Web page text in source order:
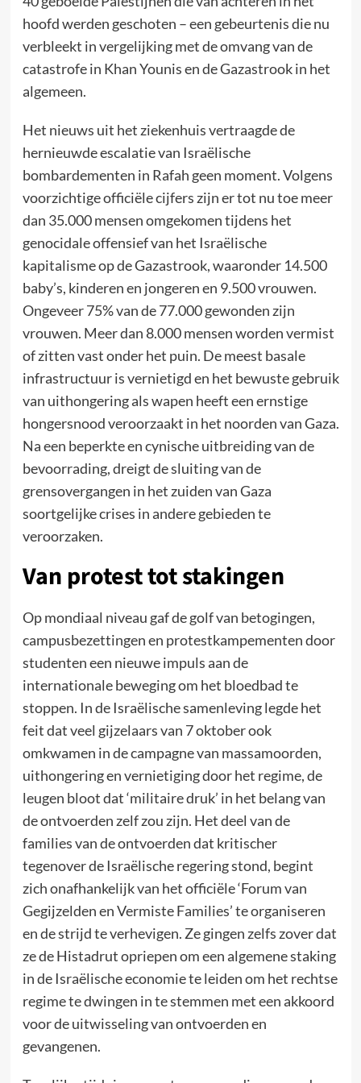
hoofd werden geschoten – een gebeurtenis die nu
verbleekt in vergelijking met de omvang van de
catastrofe in Khan Younis en de Gazastrook in het
algemeen.
Het nieuws uit het ziekenhuis vertraagde de
hernieuwde escalatie van Israëlische
bombardementen in Rafah geen moment. Volgens
voorzichtige officiële cijfers zijn er tot nu toe meer
dan 35.000 mensen omgekomen tijdens het
genocidale offensief van het Israëlische
kapitalisme op de Gazastrook, waaronder 14.500
baby’s, kinderen en jongeren en 9.500 vrouwen.
Ongeveer 75% van de 77.000 gewonden zijn
vrouwen. Meer dan 8.000 mensen worden vermist
of zitten vast onder het puin. De meest basale
infrastructuur is vernietigd en het bewuste gebruik
van uithongering als wapen heeft een ernstige
hongersnood veroorzaakt in het noorden van Gaza.
Na een beperkte en cynische uitbreiding van de
bevoorrading, dreigt de sluiting van de
grensovergangen in het zuiden van Gaza
soortgelijke crises in andere gebieden te
veroorzaken.
Van protest tot stakingen
Op mondiaal niveau gaf de golf van betogingen,
campusbezettingen en protestkampementen door
studenten een nieuwe impuls aan de
internationale beweging om het bloedbad te
stoppen. In de Israëlische samenleving legde het
feit dat veel gijzelaars van 7 oktober ook
omkwamen in de campagne van massamoorden,
uithongering en vernietiging door het regime, de
leugen bloot dat ‘militaire druk’ in het belang van
de ontvoerden zelf zou zijn. Het deel van de
families van de ontvoerden dat kritischer
tegenover de Israëlische regering stond, begint
zich onafhankelijk van het officiële ‘Forum van
Gegijzelden en Vermiste Families’ te organiseren
en de strijd te verhevigen. Ze gingen zelfs zover dat
ze de Histadrut opriepen om een algemene staking
in de Israëlische economie te leiden om het rechtse
regime te dwingen in te stemmen met een akkoord
voor de uitwisseling van ontvoerden en
gevangenen.